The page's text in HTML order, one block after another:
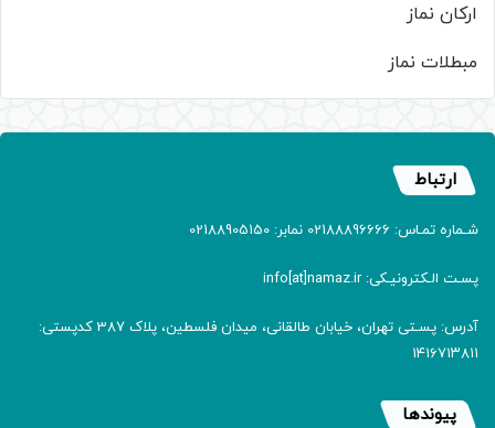
ارکان نماز
مبطلات نماز
ارتباط
شـماره تمـاس: 02188896666 نمابر: 02188905150
پسـت الـکترونیـکی: info[at]namaz.ir
آدرس: پسـتی تهران، خیابان طالقانی، میدان فلسطین، پلاک 387 کدپستی:
۱۴۱۶۷۱۳۸۱۱
پیوندها